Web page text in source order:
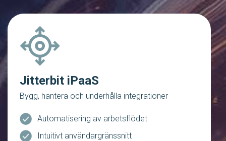
Jitterbit iPaaS
Bygg, hantera och underhålla integrationer
Automatisering av arbetsflödet
Intuitivt användargränssnitt